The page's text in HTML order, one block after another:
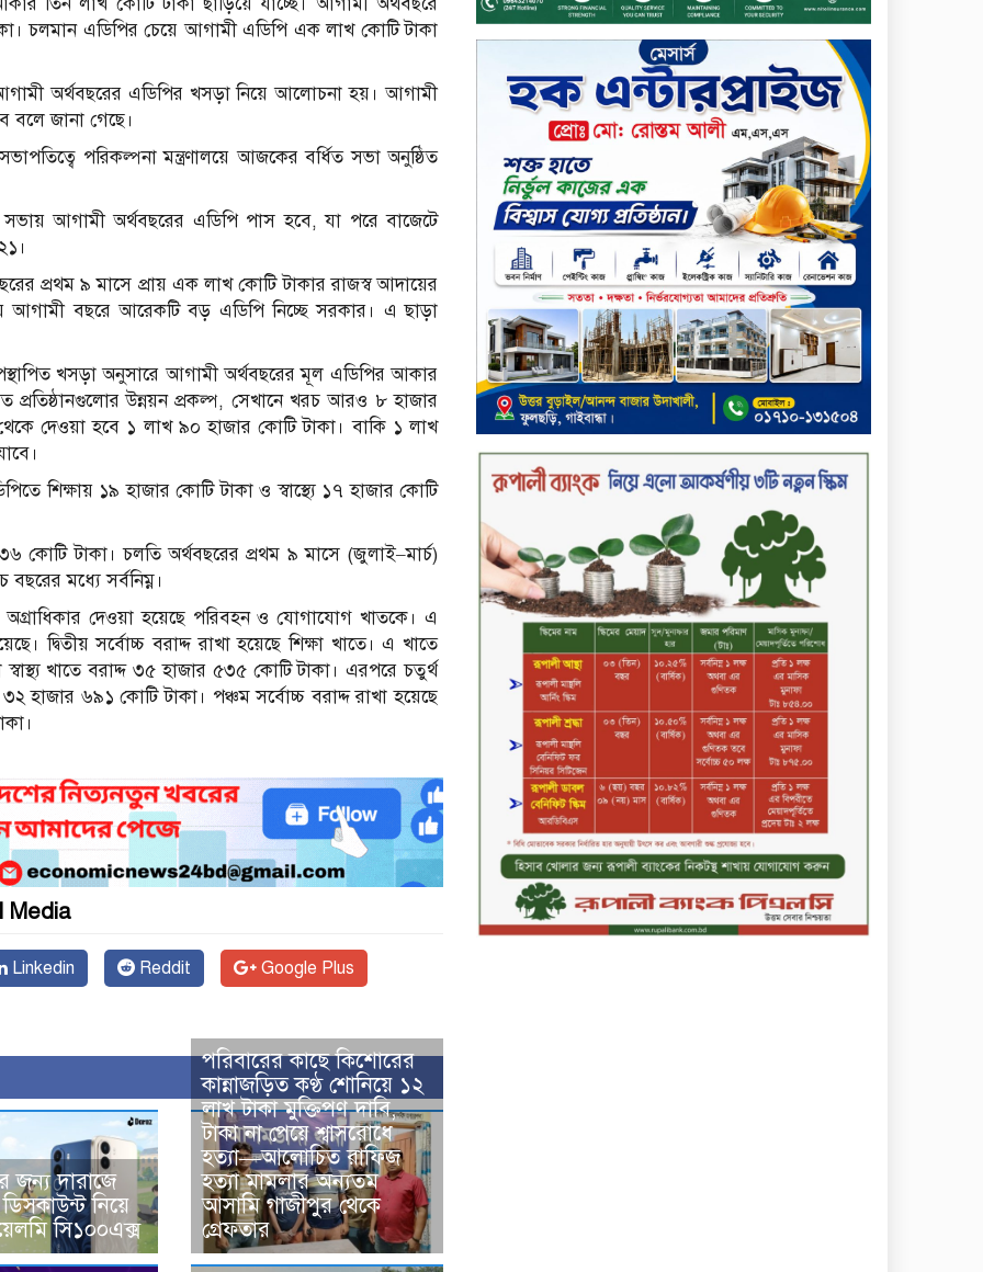
চলমান এডিপির চেয়ে আগামী এডিপি এক লাখ কোটি টাকা
আগামী অর্থবছরের এডিপির খসড়া নিয়ে আলোচনা হয়। আগামী
বলে জানা গেছে।
পরিকল্পনা মন্ত্রণালয়ে আজকের বর্ধিত সভা অনুষ্ঠিত
আগামী অর্থবছরের এডিপি পাস হবে, যা পরে বাজেটে
প্রথম ৯ মাসে প্রায় এক লাখ কোটি টাকার রাজস্ব আদায়ের
আগামী বছরে আরেকটি বড় এডিপি নিচ্ছে সরকার। এ ছাড়া
খসড়া অনুসারে আগামী অর্থবছরের মূল এডিপির আকার
প্রতিষ্ঠানগুলোর উন্নয়ন প্রকল্প, সেখানে খরচ আরও ৮ হাজার
দেওয়া হবে ১ লাখ ৯০ হাজার কোটি টাকা। বাকি ১ লাখ
শিক্ষায় ১৯ হাজার কোটি টাকা ও স্বাস্থ্যে ১৭ হাজার কোটি
টাকা। চলতি অর্থবছরের প্রথম ৯ মাসে (জুলাই–মার্চ)
মধ্যে সর্বনিম্ন।
অগ্রাধিকার দেওয়া হয়েছে পরিবহন ও যোগাযোগ খাতকে। এ
দ্বিতীয় সর্বোচ্চ বরাদ্দ রাখা হয়েছে শিক্ষা খাতে। এ খাতে
খাতে বরাদ্দ ৩৫ হাজার ৫৩৫ কোটি টাকা। এরপরে চতুর্থ
৩২ হাজার ৬৯১ কোটি টাকা। পঞ্চম সর্বোচ্চ বরাদ্দ রাখা হয়েছে
Media
Linkedin Reddit Google Plus
জন্য দারাজে
নিয়ে
সি১০০এক্স
পরিবারের কাছে কিশোরের
কান্নাজড়িত কণ্ঠ শোনিয়ে ১২
লাখ টাকা মুক্তিপণ দাবি,
টাকা না পেয়ে শ্বাসরোধে
হত্যা—আলোচিত রাফিজ
হত্যা মামলার অন্যতম
আসামি গাজীপুর থেকে
গ্রেফতার
ডিজিটাল স্ক্রিন ছেড়ে ফসলের মাঠে
শিক্ষার্থীরা; টাঙ্গাইলের মহিষমারা
কলেজে খুন্তি-কোদালে তরুণদের
নতুন বিপ্লব!
শান্তা পিনাকলে প্রিমিয়ার ব্যাংকের
বোর্ড সভা অনুষ্ঠিত
কাফরুলে মুক্তিযোদ্ধা কল্যাণ
সমিতিতে ইশতিয়াক আজিজ
উলফাতের কোটি টাকার দুর্নীতি,
ফ্ল্যাট দখলের অপচেষ্টা ও সন্ত্রাসী
হামলা
ব্যাংকিং খাত স্থিতিশীল করতে ১৮
মাসের পরিকল্পনা কেন্দ্রীয়
ব্যাংকের
কারখানার উৎপাদন কার্যক্রম
সম্পূর্ণ বন্ধ, জানাল এস আলম
দীর্ঘস্থায়ী ৭,৫০০ এমএএইচ
ব্যাটারি এবং শক্তিশালী গরিলা গ্লাস
৭আই সুরক্ষা নিয়ে শাওমি উন্মোচন
করল নতুন রেডমি ১৭
২০২৫-২৬ অর্থবছরে এনবিআরের
রাজস্ব আদায় ৪.১৫ লাখ কোটি
সপ্তাহের তৃতীয় কার্যদিবসে
লেনদেনের শীর্ষে একমি
পেস্টিসাইড
সপ্তাহের তৃতীয় কার্যদিবসে
দরবৃদ্ধির শীর্ষে সেন্ট্রাল ইন্সুরেন্স